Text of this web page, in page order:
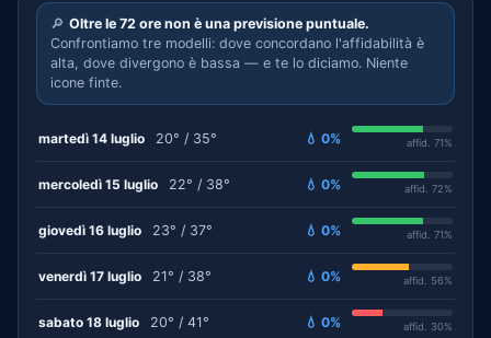
🔎 Oltre le 72 ore non è una previsione puntuale.
Confrontiamo tre modelli: dove concordano l'affidabilità è
alta, dove divergono è bassa — e te lo diciamo. Niente
icone finte.
martedì 14 luglio 20° / 35° 💧 0% affid. 71%
mercoledì 15 luglio 22° / 38° 💧 0% affid. 72%
giovedì 16 luglio 23° / 37° 💧 0% affid. 71%
venerdì 17 luglio 21° / 38° 💧 0% affid. 56%
sabato 18 luglio 20° / 41° 💧 0% affid. 30%